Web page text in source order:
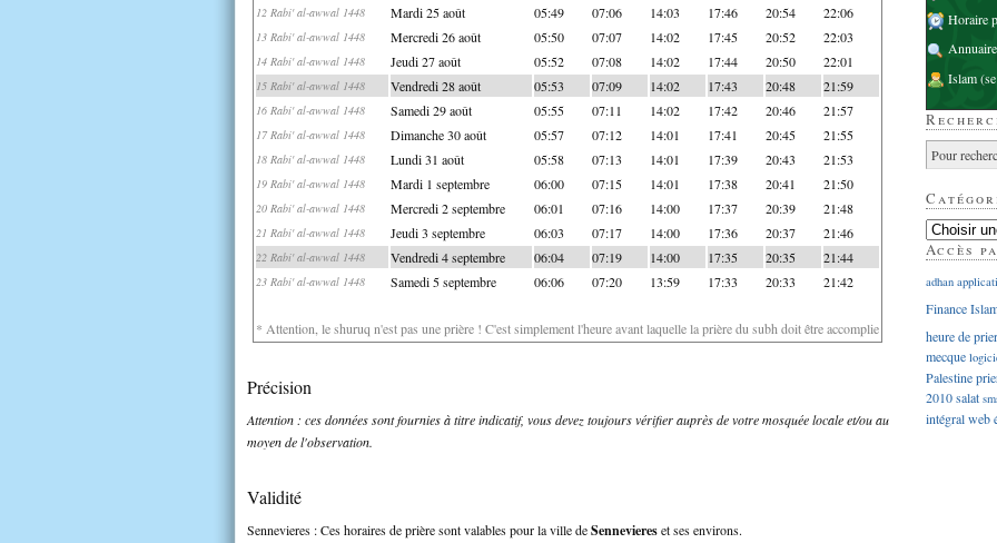
12 Rabi' al-awwal 1448 Mardi 25 août 05:49 07:06 14:03 17:46 20:54 22:06
13 Rabi' al-awwal 1448 Mercredi 26 août 05:50 07:07 14:02 17:45 20:52 22:03
14 Rabi' al-awwal 1448 Jeudi 27 août 05:52 07:08 14:02 17:44 20:50 22:01
15 Rabi' al-awwal 1448 Vendredi 28 août 05:53 07:09 14:02 17:43 20:48 21:59
16 Rabi' al-awwal 1448 Samedi 29 août 05:55 07:11 14:02 17:42 20:46 21:57
17 Rabi' al-awwal 1448 Dimanche 30 août 05:57 07:12 14:01 17:41 20:45 21:55
18 Rabi' al-awwal 1448 Lundi 31 août 05:58 07:13 14:01 17:39 20:43 21:53
19 Rabi' al-awwal 1448 Mardi 1 septembre 06:00 07:15 14:01 17:38 20:41 21:50
20 Rabi' al-awwal 1448 Mercredi 2 septembre 06:01 07:16 14:00 17:37 20:39 21:48
21 Rabi' al-awwal 1448 Jeudi 3 septembre 06:03 07:17 14:00 17:36 20:37 21:46
22 Rabi' al-awwal 1448 Vendredi 4 septembre 06:04 07:19 14:00 17:35 20:35 21:44
23 Rabi' al-awwal 1448 Samedi 5 septembre 06:06 07:20 13:59 17:33 20:33 21:42
* Attention, le shuruq n'est pas une prière ! C'est simplement l'heure avant laquelle la prière du subh doit être accomplie
Précision
Attention : ces données sont fournies à titre indicatif, vous devez toujours vérifier auprès de votre mosquée locale et/ou au
moyen de l'observation.
Validité
Sennevieres : Ces horaires de prière sont valables pour la ville deSenneviereset ses environs.
Horaire
Islam
Accès
adhan
Finance
heure de
mecque
Palestine
2010salat
intégralweb